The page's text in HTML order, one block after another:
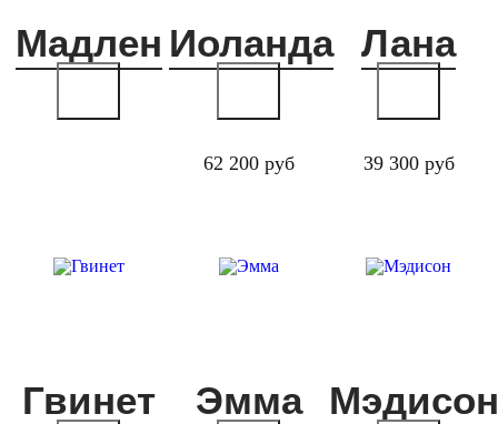
Мадлен
62 200 руб
Иоланда
39 300 руб
Лана
Гвинет Эмма Мэдисон